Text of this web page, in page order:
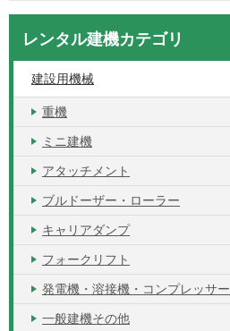
レンタル建機カテゴリ
建設用機械
重機
ミニ建機
アタッチメント
ブルドーザー・ローラー
キャリアダンプ
フォークリフト
発電機・溶接機・コンプレッサー
一般建機その他